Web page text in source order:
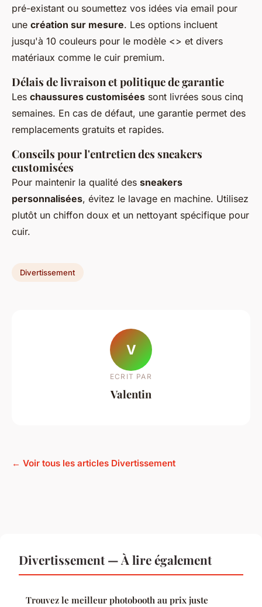
pré-existant ou soumettez vos idées via email pour
une création sur mesure. Les options incluent
jusqu'à 10 couleurs pour le modèle <> et divers
matériaux comme le cuir premium.
Délais de livraison et politique de garantie
Les chaussures customisées sont livrées sous cinq
semaines. En cas de défaut, une garantie permet des
remplacements gratuits et rapides.
Conseils pour l'entretien des sneakers
customisées
Pour maintenir la qualité des sneakers
personnalisées, évitez le lavage en machine. Utilisez
plutôt un chiffon doux et un nettoyant spécifique pour
cuir.
Divertissement
V
ECRIT PAR
Valentin
← Voir tous les articles Divertissement
Divertissement — À lire également
Trouvez le meilleur photobooth au prix juste